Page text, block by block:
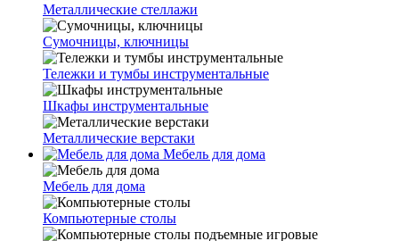
Металлические стеллажи
Сумочницы, ключницы
Тележки и тумбы инструментальные
Шкафы инструментальные
Металлические верстаки
Мебель для дома
Мебель для дома
Компьютерные столы